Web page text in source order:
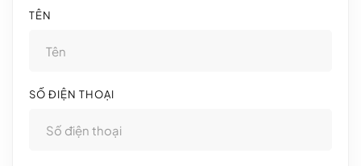
TÊN
SỐ ĐIỆN THOẠI